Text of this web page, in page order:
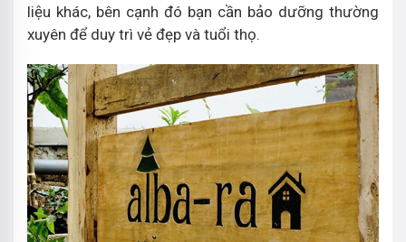
liệu khác, bên cạnh đó bạn cần bảo dưỡng thường
xuyên để duy trì vẻ đẹp và tuổi thọ.